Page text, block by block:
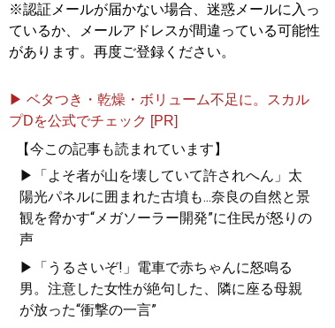
※認証メールが届かない場合、迷惑メールに入っ
ているか、メールアドレスが間違っている可能性
があります。再度ご登録ください。
▶ ベタつき・乾燥・ボリューム不足に。スカル
プDを公式でチェック [PR]
【今この記事も読まれています】
▶「よそ者が山を壊していて許されへん」太
陽光パネルに囲まれた古墳も...奈良の自然と景
観を脅かす“メガソーラー開発”に住民が怒りの
声
▶「うるさいぞ!」電車で赤ちゃんに怒鳴る
男。注意した女性が絶句した、隣に座る母親
が放った“衝撃の一言”